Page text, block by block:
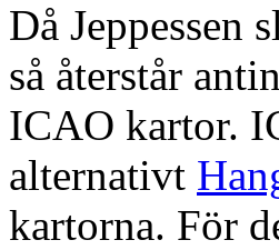
Då Jeppessen
så återstår
ICAO kartor.
alternativt
kartorna. För